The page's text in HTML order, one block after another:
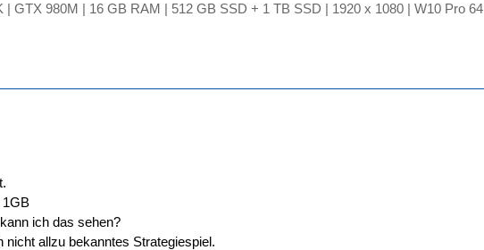
| GTX 980M | 16 GB RAM | 512 GB SSD + 1 TB SSD | 1920 x 1080 | W10 Pro 64
1GB
ich das sehen?
allzu bekanntes Strategiespiel.